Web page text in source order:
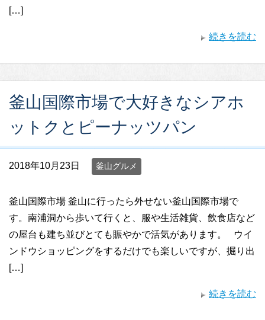
[…]
続きを読む
釜山国際市場で大好きなシアホ
ットクとピーナッツパン
2018年10月23日 釜山グルメ
釜山国際市場 釜山に行ったら外せない釜山国際市場で
す。南浦洞から歩いて行くと、服や生活雑貨、飲食店など
の屋台も建ち並びとても賑やかで活気があります。 ウイ
ンドウショッピングをするだけでも楽しいですが、掘り出
[…]
続きを読む